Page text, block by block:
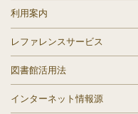
利用案内
レファレンスサービス
図書館活用法
インターネット情報源